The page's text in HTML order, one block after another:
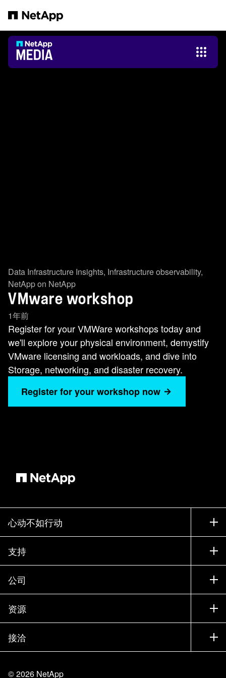
Data Infrastructure Insights, Infrastructure observability,
NetApp on NetApp
VMware workshop
1年前
Register for your VMWare workshops today and
we'll explore your physical environment, demystify
VMware licensing and workloads, and dive into
Storage, networking, and disaster recovery.
Register for your workshop now
心动不如行动
如何购买
联系销售部门
寻找合作伙伴
试用产品
贵宾体验中心
产品 A-Z
支持
支持
训练
文档中心
知识库
社区
公司
公司
合作伙伴
招聘
资源
新闻中心
活动
博客
接洽
©2026 NetApp